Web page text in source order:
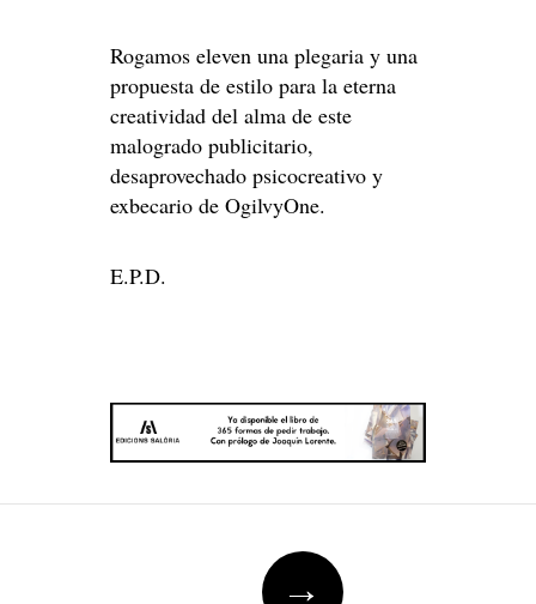
Rogamos eleven una plegaria y una
propuesta de estilo para la eterna
creatividad del alma de este
malogrado publicitario,
desaprovechado psicocreativo y
exbecario de OgilvyOne.
E.P.D.
→